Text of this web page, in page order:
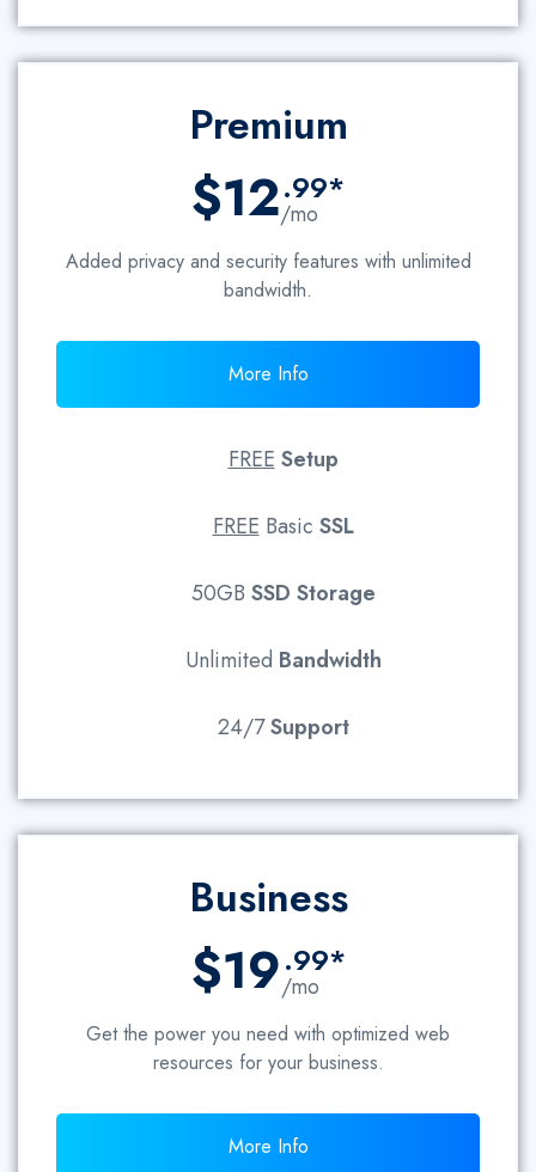
Premium
$12/mo
.99*
Added privacy and security features with unlimited
bandwidth.
More Info
FREE Setup
FREE Basic SSL
50GB SSD Storage
Unlimited Bandwidth
24/7Support
Business
$19/mo
.99*
Get the power you need with optimized web
resources for your business.
More Info